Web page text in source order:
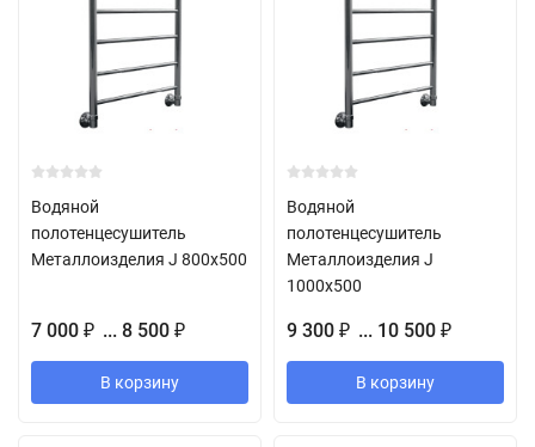
Водяной
полотенцесушитель
Металлоизделия J 800х500
7 000 ₽ ... 8 500 ₽
В корзину
Водяной
полотенцесушитель
Металлоизделия J
1000х500
9 300 ₽ ... 10 500 ₽
В корзину